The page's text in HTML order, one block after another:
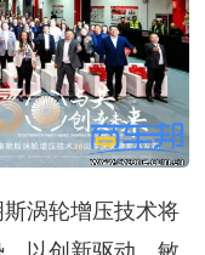
涡轮增压技术将